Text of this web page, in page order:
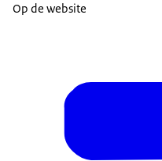
Op de website